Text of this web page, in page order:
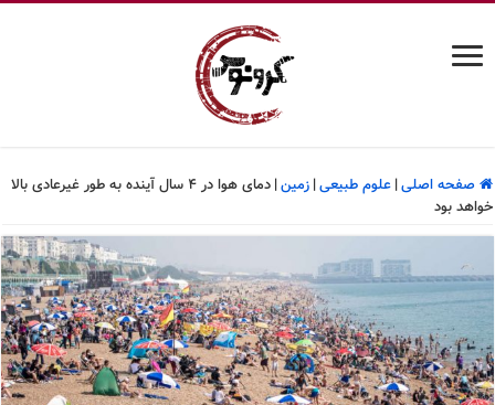
صفحه اصلی| علوم طبیعی| زمین|
دمای هوا در ۴ سال آینده به طور غیرعادی بالا
خواهد بود